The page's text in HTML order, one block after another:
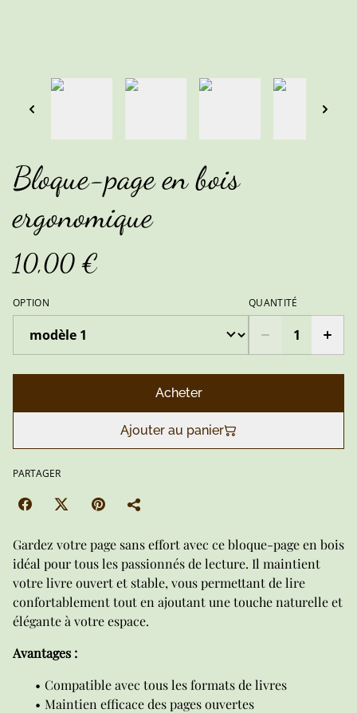
Bloque-page en bois
ergonomique
10,00 €
OPTION QUANTITÉ
Acheter
Ajouter au panier
PARTAGER
Gardez votre page sans effort avec ce bloque-page en bois
idéal pour tous les passionnés de lecture. Il maintient
votre livre ouvert et stable, vous permettant de lire
confortablement tout en ajoutant une touche naturelle et
élégante à votre espace.
Avantages :
Compatible avec tous les formats de livres
Maintien efficace des pages ouvertes